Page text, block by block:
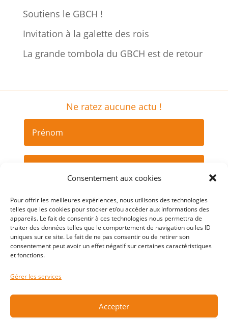
Consentement aux cookies
Pour offrir les meilleures expériences, nous utilisons des technologies
telles que les cookies pour stocker et/ou accéder aux informations des
appareils. Le fait de consentir à ces technologies nous permettra de
traiter des données telles que le comportement de navigation ou les ID
uniques sur ce site. Le fait de ne pas consentir ou de retirer son
consentement peut avoir un effet négatif sur certaines caractéristiques
et fonctions.
Gérer les services
Accepter
Soutiens le GBCH !
Invitation à la galette des rois
La grande tombola du GBCH est de retour
Ne ratez aucune actu !
Je m'abonne